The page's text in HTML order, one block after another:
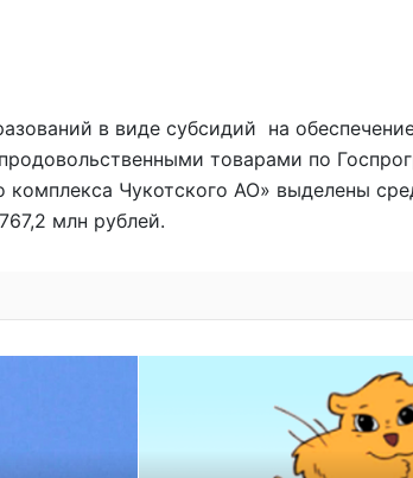
в виде субсидий на
товарами по
комплекса Чукотского АО» выделены
млн рублей.